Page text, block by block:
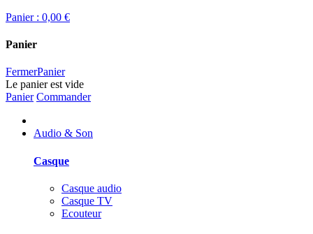
Panier : 0,00 €
Panier
FermerPanier
Le panier est vide
Panier Commander
Audio & Son
Casque
Casque audio
Casque TV
Ecouteur